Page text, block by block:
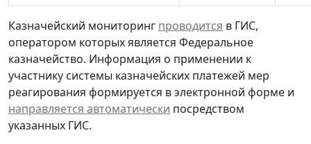
Казначейский мониторинг проводится в ГИС,
оператором которых является Федеральное
казначейство. Информация о применении к
участнику системы казначейских платежей мер
реагирования формируется в электронной форме и
направляется автоматически посредством
указанных ГИС.